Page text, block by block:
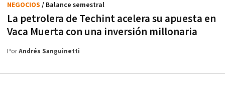
La petrolera de Techint acelera su apuesta en
Vaca Muerta con una inversión millonaria
NEGOCIOS / Balance semestral
PorAndrés Sanguinetti